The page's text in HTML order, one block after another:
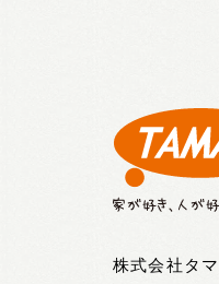
株式会社タ